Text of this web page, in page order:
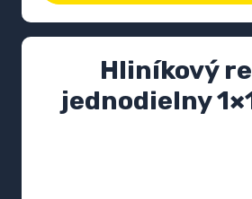
Hliníkový
jednodielny